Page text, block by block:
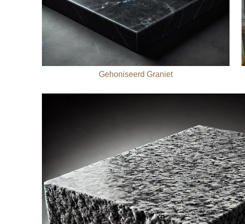
Gehoniseerd Graniet